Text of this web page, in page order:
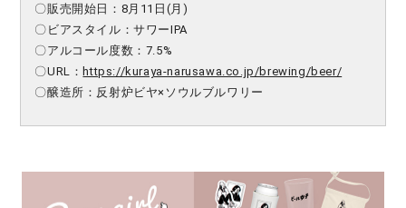
〇販売開始日：8月11日(月)
〇ビアスタイル：サワーIPA
〇アルコール度数：7.5%
〇URL：https://kuraya-narusawa.co.jp/brewing/beer/
〇醸造所：反射炉ビヤ×ソウルブルワリー